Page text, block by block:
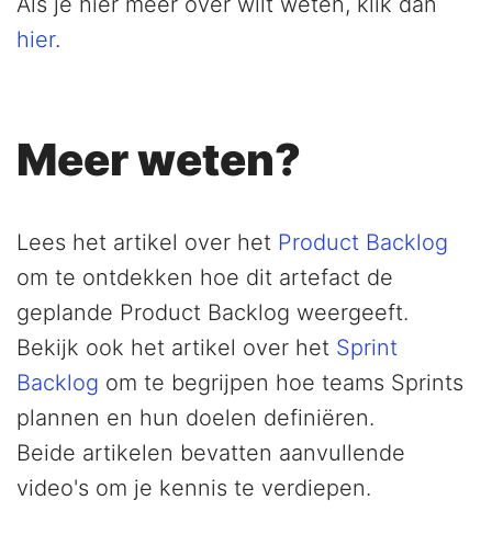
hier.
Meer weten?
Lees het artikel over het Product Backlog
om te ontdekken hoe dit artefact de
geplande Product Backlog weergeeft.
Bekijk ook het artikel over het Sprint
Backlog om te begrijpen hoe teams Sprints
plannen en hun doelen definiëren.
Beide artikelen bevatten aanvullende
video's om je kennis te verdiepen.